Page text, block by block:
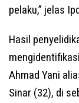
pelaku,” jelas
Hasil
Ahmad Yani
Sinar (32), di